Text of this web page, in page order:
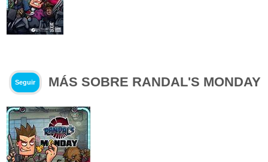
Seguir MÁS SOBRE RANDAL'S MONDAY